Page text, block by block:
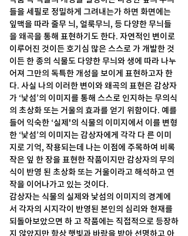
들을 세필로 정밀하게 그려내는가 하면 화면에는
잎맥을 따라 줄무 늬, 얼룩무늬, 등 다양한 무늬들
을 왜곡을 통해 표현하기도 한다. 자연적인 변이로
이루어진 것이든 호기심 많은 스스로 가 개발한 것
이든 한 종의 식물도 다양한 무늬와 생에 따라 나누
어져 그만의 독특한 개성을 보이게 표현하고자 한
다. 사실 나의 이러한 변이와 왜곡의 표현은 감상자
가 ‘낯섬’의 이미지를 통해 스스로 인지하는 무의식
의 초상화 또는 거울의 효과를 얻기 위함이다. 예를
들어 익숙한 ‘실제'의 식물의 이미지에서 이를 변형
한 ‘낯섬’의 이미지는 감상자에게 각각 다 른 이미
지로 기억, 작용되는데 나는 이점에 주목하여 비록
작은 잎 한 장을 표현한 작품이지만 감상자의 무의
식이 반영 된 초상화 또는 거울이라고 해석하고 연
작을 이어나가고 있는 것이다.
감상자는 식물의 실제와 낯섬의 이미지의 경계에
서 각자의 시지각이 반영된 본인의 심리와 현재를
되돌아보았으면 하 고 작품에는 직접적으로 등장하
지 않았지만 항상 햇빛과 바람을 받아 선명하고 아